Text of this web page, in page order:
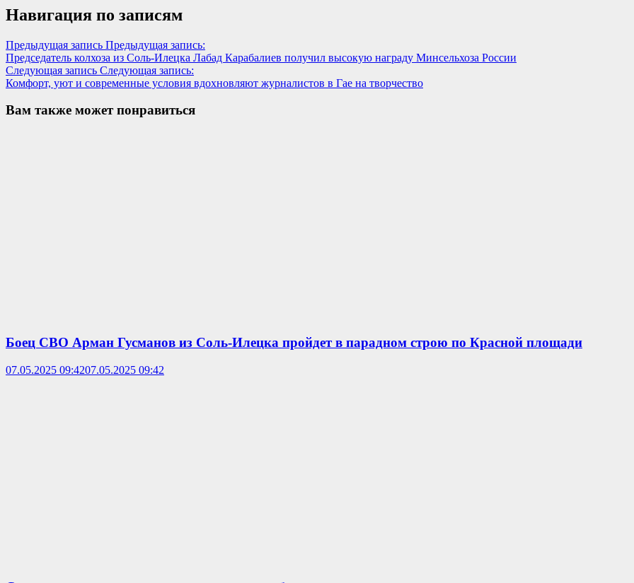
Навигация по записям
Предыдущая запись Предыдущая запись:
Председатель колхоза из Соль-Илецка Лабад Карабалиев получил высокую награду Минсельхоза России
Следующая запись Следующая запись:
Комфорт, уют и современные условия вдохновляют журналистов в Гае на творчество
Вам также может понравиться
Боец СВО Арман Гусманов из Соль-Илецка пройдет в парадном строю по Красной площади
07.05.2025 09:4207.05.2025 09:42